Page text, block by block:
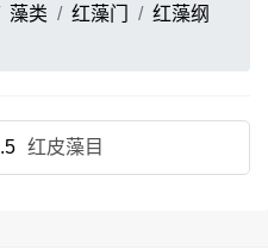
藻类 红藻门
红藻纲
红皮藻目